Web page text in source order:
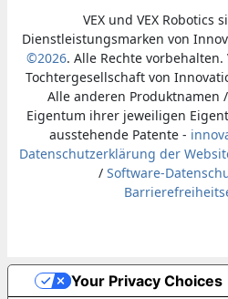
VEX und VEX Robotics
Dienstleistungsmarken von
©2026. Alle Rechte vorbehalten.
Tochtergesellschaft von
Alle anderen Produktnamen
Eigentum ihrer jeweiligen
ausstehende Patente -
Datenschutzerklärung der
/ Software-
Your Privacy Choices